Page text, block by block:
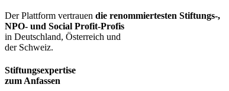
Der Plattform vertrauen die renommiertesten Stiftungs-,
NPO- und Social Profit-Profis
in Deutschland, Österreich und
der Schweiz.
Stiftungsexpertise
zum Anfassen